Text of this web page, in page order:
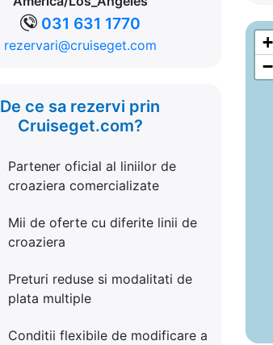
031 631 1770
rezervari@cruiseget.com
De ce sa rezervi prin
Cruiseget.com?
Partener oficial al liniilor de
croaziera comercializate
Mii de oferte cu diferite linii de
croaziera
Preturi reduse si modalitati de
plata multiple
Conditii flexibile de modificare a
+
−